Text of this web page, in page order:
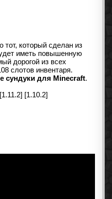
который сделан из
иметь повышенную
дорогой из всех
слотов инвентаря.
сундуки для Minecraft.